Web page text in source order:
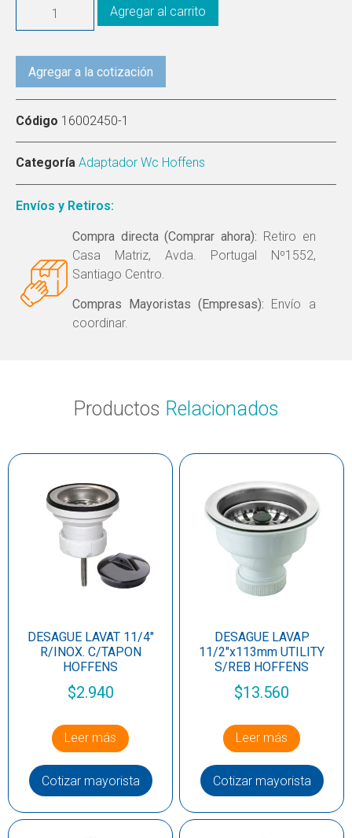
Agregar al carrito
Agregar a la cotización
Código 16002450-1
Categoría Adaptador Wc Hoffens
Envíos y Retiros:
Compra directa (Comprar ahora): Retiro en
Casa Matriz, Avda. Portugal Nº1552,
Santiago Centro.
Compras Mayoristas (Empresas): Envío a
coordinar.
Productos Relacionados
DESAGUE LAVAT 11/4″
R/INOX. C/TAPON
HOFFENS
$2.940
Leer más
Cotizar mayorista
DESAGUE LAVAP
11/2″x113mm UTILITY
S/REB HOFFENS
$13.560
Leer más
Cotizar mayorista